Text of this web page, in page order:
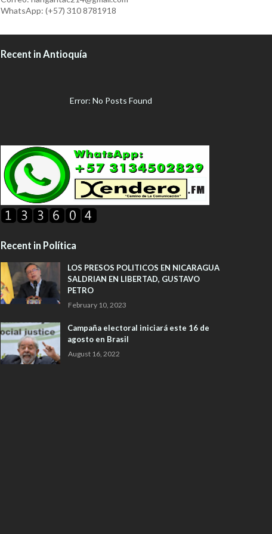
WhatsApp: (+57) 310 8781918
Recent in Antioquía
Error: No Posts Found
Recent in Política
LOS PRESOS POLITICOS EN NICARAGUA
SALDRIAN EN LIBERTAD, GUSTAVO
PETRO
February 10, 2023
Campaña electoral iniciará este 16 de
agosto en Brasil
August 16, 2022